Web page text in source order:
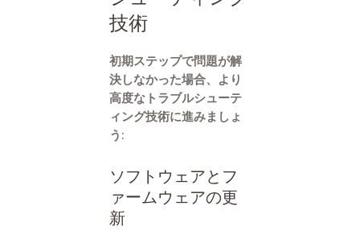
技術
初期ステップで問題が解
決しなかった場合、より
高度なトラブルシューテ
ィング技術に進みましょ
う:
ソフトウェアとフ
ァームウェアの更
新